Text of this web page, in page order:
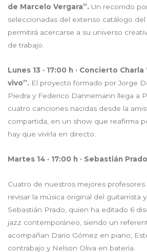
de Marcelo Vergara”. Un recorrido
seleccionadas del extenso catálogo
permitirá acercarse a su universo
de trabajo.
Lunes 13 · 17:00 h · Concierto
vivo”. El proyecto formado por Jorge
Piedra y Federico Dannemann llega a
cuatro canciones nacidas desde la
compartida, en un show que reafirma
hay que vivirla en directo.
Martes 14 · 17:00 h · Sebastián Prado
Cuatro de nuestros mejores profesores
revisar la música original del guitarrista
Sebastián Prado, quien ha editado 6
jazz contemporáneo, siendo un
acompañan Dario Gómez en piano,
contrabajo y Nelson Oliva en batería.